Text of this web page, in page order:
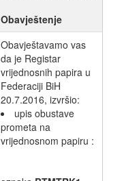
Obavještenje
Obavještavamo vas
da je Registar
vrijednosnih papira u
Federaciji BiH
20.7.2016, izvršio:
upis obustave
prometa na
vrijednosnom papiru :